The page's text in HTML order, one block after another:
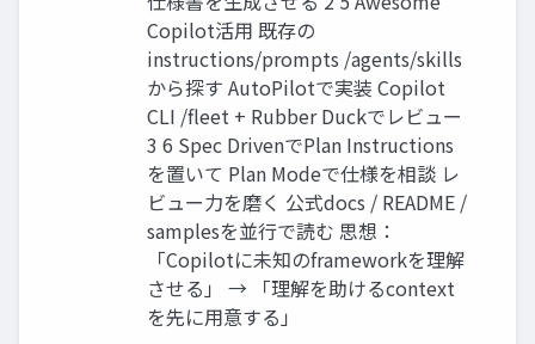
Copilot活用 既存の
instructions/prompts /agents/skills
から探す AutoPilotで実装 Copilot
CLI /fleet + Rubber Duckでレビュー
3 6 Spec DrivenでPlan Instructions
を置いて Plan Modeで仕様を相談 レ
ビュー力を磨く 公式docs / README /
samplesを並行で読む 思想：
「Copilotに未知のframeworkを理解
させる」 → 「理解を助けるcontext
を先に用意する」